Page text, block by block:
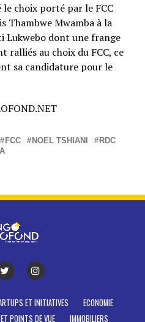
choix porté par le FCC
Thambwe Mwamba à la
Lukwebo dont une frange
ralliés au choix du FCC, ce
sa candidature pour le
FCC NOEL TSHIANI
RDC
ET INITIATIVES
ECONOMIE
POINTS DE VUE IMMOBILIERS